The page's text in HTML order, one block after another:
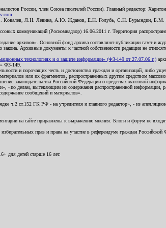
России, член Союза писателей России). Главный редактор:
Ковалев, Л.Н. Левина, А.Ю. Жданов, Е.Н. Голубь, С.Н. Бурындин, Б.М.
коммуникаций (Роскомнадзор) 16.06.2011 г. Территория
архивов». Основной фонд архива составляют публикации газет и
Архивные документы к частной собственности редакции не
технологиях и о защите информации» (ФЗ-149 от 27.07.06 г.)
ФЗ-149.
и порочащих честь и достоинство граждан и организаций, либо
или их фрагментов, распространенных другим средством
законодательства Российской Федерации о средствах массовой
делам, вытекающим из содержания распространенной информации,
сообщений и материалов».
ст.152 ГК РФ - на учредителя и главного редактор», - из
на сайте приравнены к выражению мнения. Блоги и форум не
прав и права на участие в референдуме граждан Российской
для детей старше 16 лет.